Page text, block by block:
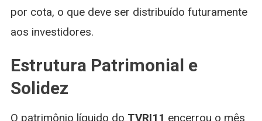
por cota, o que deve ser distribuído futuramente
aos investidores.
Estrutura Patrimonial e
Solidez
O patrimônio líquido do TVRI11 encerrou o mês